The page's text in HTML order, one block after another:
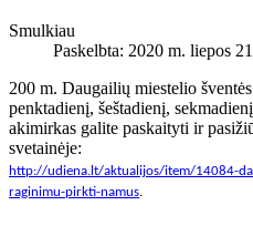
Smulkiau
Paskelbta: 2020 m. liepos
200 m. Daugailių miestelio
penktadienį, šeštadienį,
akimirkas galite paskaityti ir
svetainėje:
http://udiena.lt/aktualijos/item/14084-
raginimu-pirkti-namus.